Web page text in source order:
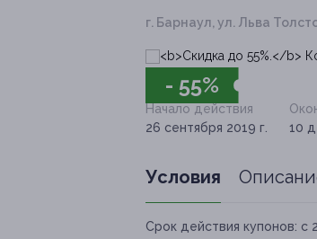
г. Барнаул, ул. Льва
- 55%
Начало действия
26 сентября 2019 г.
10
Условия
Срок действия купонов: с